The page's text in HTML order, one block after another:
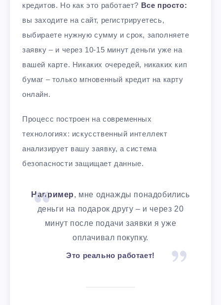
кредитов. Но как это работает? Все просто:
вы заходите на сайт, регистрируетесь,
выбираете нужную сумму и срок, заполняете
заявку – и через 10-15 минут деньги уже на
вашей карте. Никаких очередей, никаких кип
бумаг – только мгновенный кредит на карту
онлайн.
Процесс построен на современных
технологиях: искусственный интеллект
анализирует вашу заявку, а система
безопасности защищает данные.
Например, мне однажды понадобились
деньги на подарок другу – и через 20
минут после подачи заявки я уже
оплачивал покупку.
Это реально работает!